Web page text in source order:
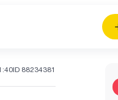
ID 88234381